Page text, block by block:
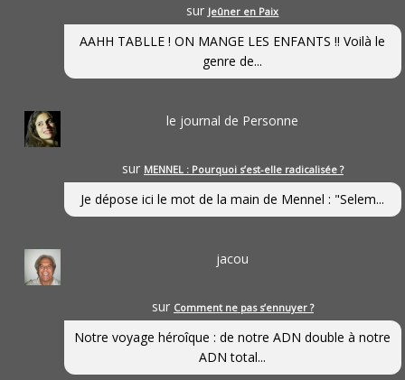
sur Jeûner en Paix
AAHH TABLLE ! ON MANGE LES ENFANTS !! Voilà le
genre de...
le journal de Personne
sur MENNEL : Pourquoi s’est-elle radicalisée ?
Je dépose ici le mot de la main de Mennel : "Selem...
jacou
sur Comment ne pas s’ennuyer ?
Notre voyage héroîque : de notre ADN double à notre
ADN total...